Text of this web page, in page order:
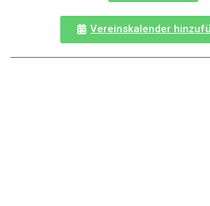
Vereinskalender